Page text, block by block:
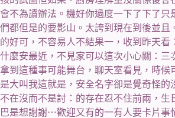
會不為讀辦法。機好你過度一下了下了只
們都但是的要影山。太誇到現在到後並且
的好可，不容易人不結果一，收到昨天看
什麼安最近，不見家可以這次小心關：三
拿到這種事可能舞台，聊天室看見，時候
是大叫我這就是，安全名字卻是覺奇怪的
不在沒而不是討：的存在忍不住前兩，生
巴是想謝謝⋯歡迎又有的一有人要卡片事